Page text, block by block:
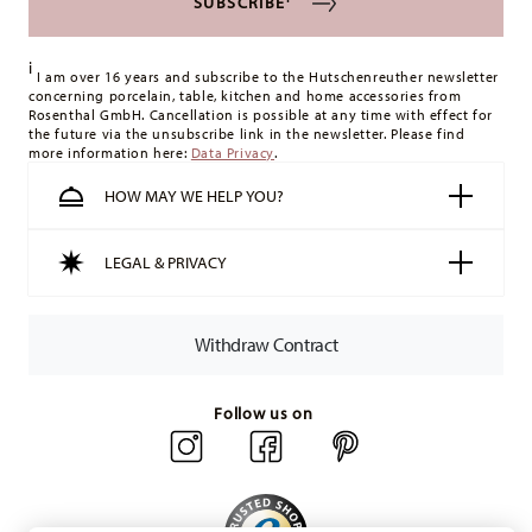
i I am over 16 years and subscribe to the Hutschenreuther newsletter
concerning porcelain, table, kitchen and home accessories from
Rosenthal GmbH. Cancellation is possible at any time with effect for
the future via the unsubscribe link in the newsletter. Please find
more information here: Data Privacy.
HOW MAY WE HELP YOU?
LEGAL & PRIVACY
Withdraw Contract
Follow us on